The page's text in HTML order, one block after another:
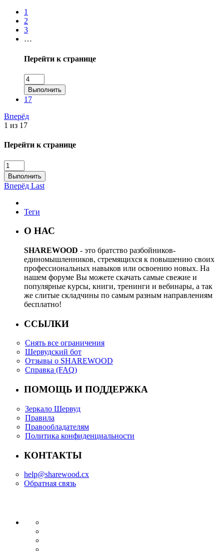
1
2
3
…
Перейти к странице
Выполнить
17
Вперёд
1 из 17
Перейти к странице
Выполнить
Вперёд Last
Теги
О НАС
SHAREWOOD - это братство разбойников-
единомышленников, стремящихся к повышению своих
профессиональных навыков или освоению новых. На
нашем форуме Вы можете скачать самые свежие и
популярные курсы, книги, тренинги и вебинары, а так
же слитые складчины по самым разным направлениям
бесплатно!
ССЫЛКИ
Снять все ограничения
Шервудский бот
Отзывы о SHAREWOOD
Справка (FAQ)
ПОМОЩЬ И ПОДДЕРЖКА
Зеркало Шервуд
Правила
Правообладателям
Политика конфиденциальности
КОНТАКТЫ
help@sharewood.cx
Обратная связь